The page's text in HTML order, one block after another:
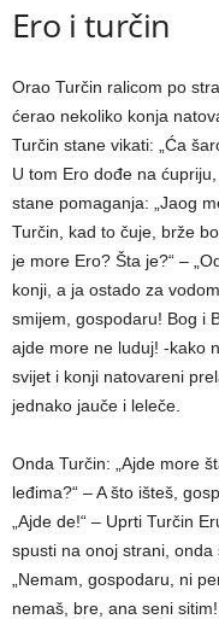
Ero i turčin
Orao Turčin ralicom po
ćerao nekoliko konja
Turčin stane vikati: „Ća
U tom Ero dođe na
stane pomaganja: „Jaog
Turčin, kad to čuje, brže
je more Ero? Šta je?“ –
konji, a ja ostado za
smijem, gospodaru! Bog i
ajde more ne luduj! -kako
svijet i konji natovareni
jednako jauče i leleče.
Onda Turčin: „Ajde more
leđima?“ – A što išteš,
„Ajde de!“ – Uprti Turčin
spusti na onoj strani,
„Nemam, gospodaru, ni
nemaš, bre, ana seni